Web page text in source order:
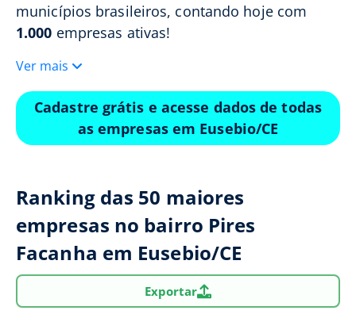
municípios brasileiros, contando hoje com
1.000 empresas ativas!
Ver mais
Cadastre grátis e acesse dados de todas
as empresas em Eusebio/CE
Ranking das 50 maiores
empresas no bairro Pires
Facanha em Eusebio/CE
Exportar